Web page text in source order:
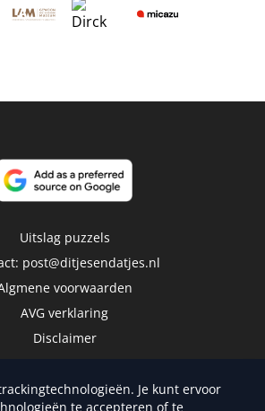
Uitslag puzzels
post@ditjesendatjes.nl
voorwaarden
AVG verklaring
Disclaimer
Je kunt ervoor
te accepteren of te